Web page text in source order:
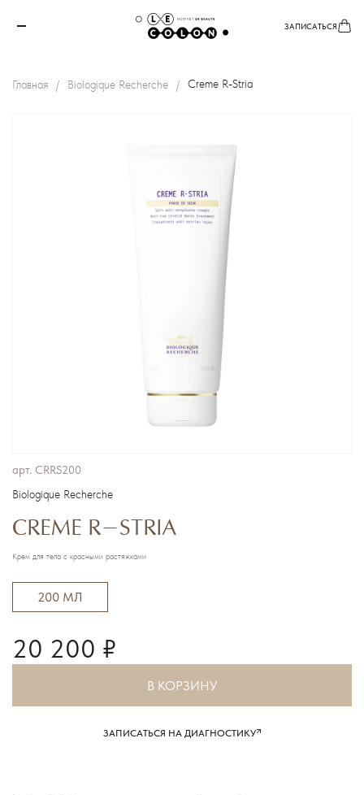
ЗАПИСАТЬСЯ
Главная Biologique Recherche Creme R-Stria
арт. CRRS200
Biologique Recherche
CREME R-STRIA
200 МЛ
20 200 ₽
В КОРЗИНУ
ЗАПИСАТЬСЯ НА ДИАГНОСТИКУ
Крем для тела с красными растяжками